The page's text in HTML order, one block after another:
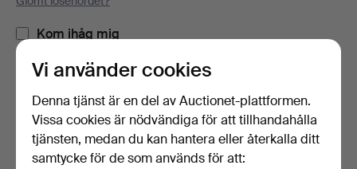
Kom ihåg mig
Logga in
eller logga in via Facebook här
Vi använder cookies
Denna tjänst är en del av Auctionet-plattformen.
Vissa cookies är nödvändiga för att tillhandahålla
tjänsten, medan du kan hantera eller återkalla ditt
samtycke för de som används för att: